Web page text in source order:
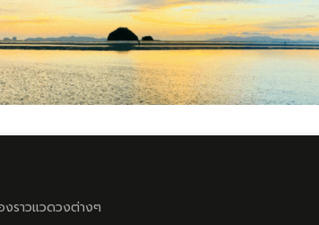
งราวแวดวงต่างๆ